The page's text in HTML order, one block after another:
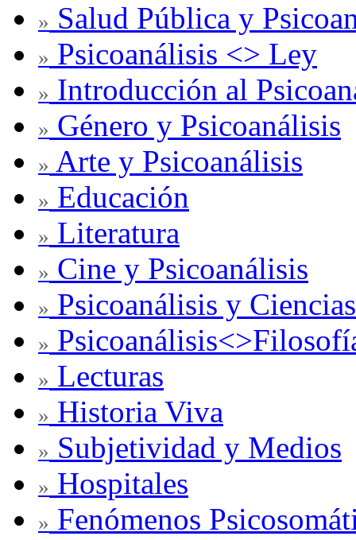
» Salud Pública y
» Psicoanálisis <> Ley
» Introducción al
» Género y Psicoanálisis
» Arte y Psicoanálisis
» Educación
» Literatura
» Cine y Psicoanálisis
» Psicoanálisis y Ciencias
»
» Lecturas
» Historia Viva
» Subjetividad y Medios
» Hospitales
» Fenómenos